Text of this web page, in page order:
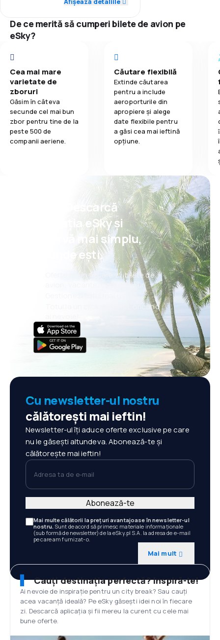
5,0
Rețeaua de conexiuni 5,0
5,0
Confort în timpul călătoriei 5,0
Transportul bagajelor 5,0
Mâncare 3,0
De ce merită să cumperi bilete de avion pe
eSky?
Cea mai mare
varietate de
zboruri
Găsim în câteva
secunde cel mai bun
zbor pentru tine de la
peste 500 de
companii aeriene.
Căutare flexibilă
Extinde căutarea
pentru a include
aeroporturile din
apropiere și alege
date flexibile pentru
a găsi cea mai ieftină
opțiune.
Psst! Descarcă
aplicația eSky și
rezervă mai simplu,
oriunde ești.
Oferte noi în fiecare zi: bilete de
avion, vacanțe, city break-uri
Totul la un click distanță, oricând
Cu newsletter-ul nostru
călătorești mai ieftin!
Newsletter-ul îți aduce oferte exclusive pe care
nu le găsești altundeva. Abonează-te și
călătorește mai ieftin!
Adresa ta de e-mail
Mai multe călătorii la prețuri avantajoase în newsletter-ul
nostru. Sunt de acord să primesc materiale informaționale
(sub formă de newsletter) de la eSky.pl S.A. la adresa de e-mail
pe care am furnizat-o.
Mai mult
Abonează-te
Cauți destinația perfectă? Inspiră-te!
Ai nevoie de inspirație pentru un city break? Sau cauți
acea vacanță ideală? Pe eSky găsești idei noi în fiecare
zi. Descarcă aplicația și fii mereu la curent cu cele mai
bune oferte.